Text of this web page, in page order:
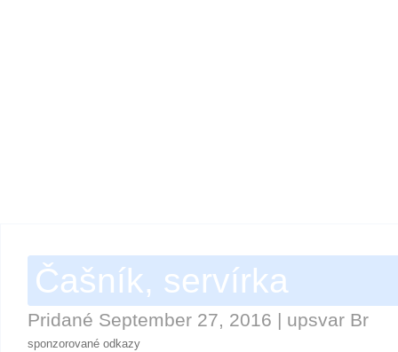
Čašník, servírka
Pridané September 27, 2016 | upsvar Br
sponzorované odkazy